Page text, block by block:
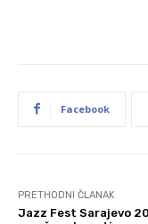
Facebook
PRETHODNI ČLANAK
Jazz Fest Sarajevo